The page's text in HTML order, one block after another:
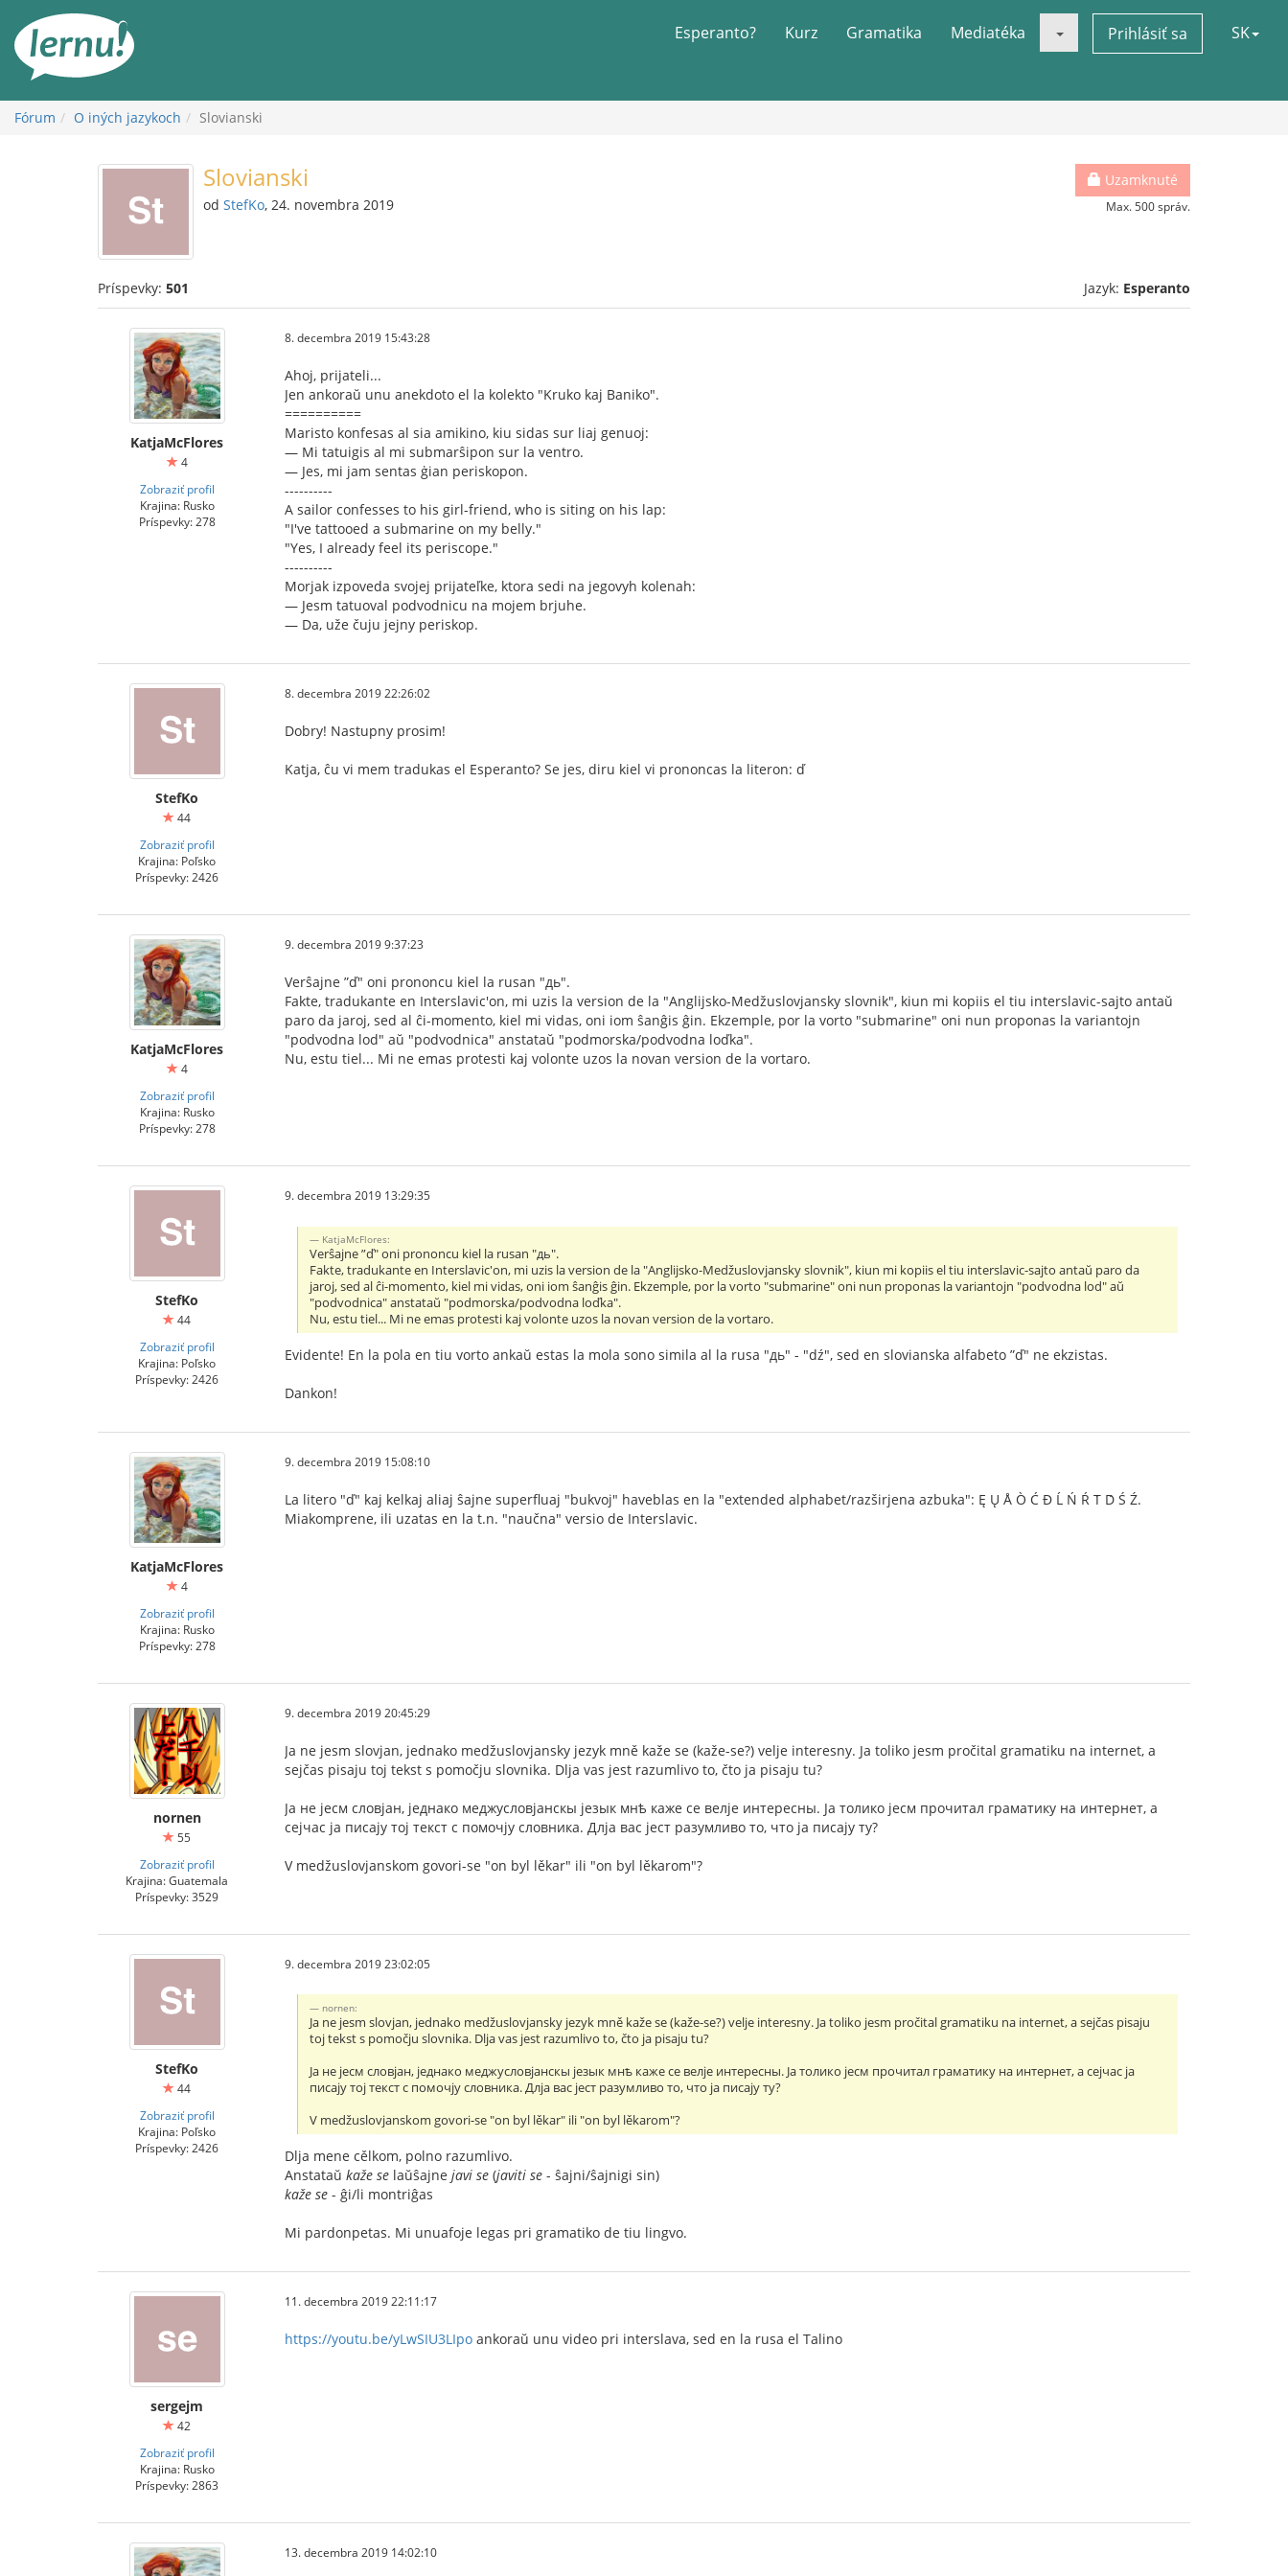
obsah
Esperanto? Kurz Gramatika Mediatéka Prihlásiť sa SK
Fórum O iných jazykoch Slovianski
Uzamknuté
Max. 500 správ.
Slovianski
od StefKo, 24. novembra 2019
Príspevky: 501 Jazyk: Esperanto
KatjaMcFlores
4
Zobraziť profil
Krajina: Rusko
Príspevky: 278
8. decembra 2019 15:43:28
Ahoj, prijateli...
Jen ankoraŭ unu anekdoto el la kolekto "Kruko kaj Baniko".
==========
Maristo konfesas al sia amikino, kiu sidas sur liaj genuoj:
— Mi tatuigis al mi submarŝipon sur la ventro.
— Jes, mi jam sentas ġian periskopon.
----------
A sailor confesses to his girl-friend, who is siting on his lap:
"I've tattooed a submarine on my belly."
"Yes, I already feel its periscope."
----------
Morjak izpoveda svojej prijateľke, ktora sedi na jegovyh kolenah:
— Jesm tatuoval podvodnicu na mojem brjuhe.
— Da, uže čuju jejny periskop.
StefKo
44
Zobraziť profil
Krajina: Poľsko
Príspevky: 2426
8. decembra 2019 22:26:02
Dobry! Nastupny prosim!
Katja, ĉu vi mem tradukas el Esperanto? Se jes, diru kiel vi prononcas la literon: ď
KatjaMcFlores
4
Zobraziť profil
Krajina: Rusko
Príspevky: 278
9. decembra 2019 9:37:23
Verŝajne ”ď" oni prononcu kiel la rusan "дь".
Fakte, tradukante en Interslavic'on, mi uzis la version de la "Anglijsko-Medžuslovjansky slovnik", kiun mi kopiis el tiu interslavic-sajto antaŭ
paro da jaroj, sed al ĉi-momento, kiel mi vidas, oni iom ŝanĝis ĝin. Ekzemple, por la vorto "submarine" oni nun proponas la variantojn
"podvodna lod" aŭ "podvodnica" anstataŭ "podmorska/podvodna loďka".
Nu, estu tiel... Mi ne emas protesti kaj volonte uzos la novan version de la vortaro.
StefKo
44
Zobraziť profil
Krajina: Poľsko
Príspevky: 2426
9. decembra 2019 13:29:35
KatjaMcFlores:
Verŝajne ”ď" oni prononcu kiel la rusan "дь".
Fakte, tradukante en Interslavic'on, mi uzis la version de la "Anglijsko-Medžuslovjansky slovnik", kiun mi kopiis el tiu interslavic-sajto antaŭ paro da
jaroj, sed al ĉi-momento, kiel mi vidas, oni iom ŝanĝis ĝin. Ekzemple, por la vorto "submarine" oni nun proponas la variantojn "podvodna lod" aŭ
"podvodnica" anstataŭ "podmorska/podvodna loďka".
Nu, estu tiel... Mi ne emas protesti kaj volonte uzos la novan version de la vortaro.
Evidente! En la pola en tiu vorto ankaŭ estas la mola sono simila al la rusa "дь" - "dź", sed en slovianska alfabeto ”ď" ne ekzistas.
Dankon!
KatjaMcFlores
4
Zobraziť profil
Krajina: Rusko
Príspevky: 278
9. decembra 2019 15:08:10
La litero "ď" kaj kelkaj aliaj ŝajne superfluaj "bukvoj" haveblas en la "extended alphabet/razširjena azbuka": Ę Ų Å Ò Ć Đ Ĺ Ń Ŕ T́ D́ Ś Ź.
Miakomprene, ili uzatas en la t.n. "naučna" versio de Interslavic.
nornen
55
Zobraziť profil
Krajina: Guatemala
Príspevky: 3529
9. decembra 2019 20:45:29
Ja ne jesm slovjan, jednako medžuslovjansky jezyk mně kaže se (kaže-se?) velje interesny. Ja toliko jesm pročital gramatiku na internet, a
sejčas pisaju toj tekst s pomočju slovnika. Dlja vas jest razumlivo to, čto ja pisaju tu?
Jа не jесм словjан, jеднако меджусловjанскы jезык мнѣ каже се велjе интересны. Jа толико jесм прочитал граматику на интернет, а
сеjчас jа писаjу тоj текст с помочjу словника. Длjа вас jест разумливо то, что jа писаjу ту?
V medžuslovjanskom govori-se "on byl lěkar" ili "on byl lěkarom"?
StefKo
44
Zobraziť profil
Krajina: Poľsko
Príspevky: 2426
9. decembra 2019 23:02:05
nornen:
Ja ne jesm slovjan, jednako medžuslovjansky jezyk mně kaže se (kaže-se?) velje interesny. Ja toliko jesm pročital gramatiku na internet, a sejčas pisaju
toj tekst s pomočju slovnika. Dlja vas jest razumlivo to, čto ja pisaju tu?
Jа не jесм словjан, jеднако меджусловjанскы jезык мнѣ каже се велjе интересны. Jа толико jесм прочитал граматику на интернет, а сеjчас jа
писаjу тоj текст с помочjу словника. Длjа вас jест разумливо то, что jа писаjу ту?
V medžuslovjanskom govori-se "on byl lěkar" ili "on byl lěkarom"?
Dlja mene cělkom, polno razumlivo.
Anstataŭ kaže se laŭŝajne javi se (javiti se - ŝajni/ŝajnigi sin)
kaže se - ĝi/li montriĝas
Mi pardonpetas. Mi unuafoje legas pri gramatiko de tiu lingvo.
sergejm
42
Zobraziť profil
Krajina: Rusko
Príspevky: 2863
11. decembra 2019 22:11:17
https://youtu.be/yLwSIU3LIpo ankoraŭ unu video pri interslava, sed en la rusa el Talino
13. decembra 2019 14:02:10